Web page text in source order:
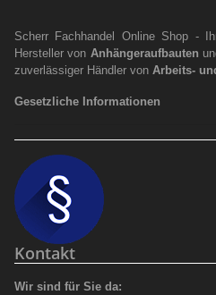
Scherr Fachhandel Online Shop -
Hersteller von Anhängeraufbauten
zuverlässiger Händler von Arbeits-
Gesetzliche Informationen
Kontakt
Wir sind für Sie da: